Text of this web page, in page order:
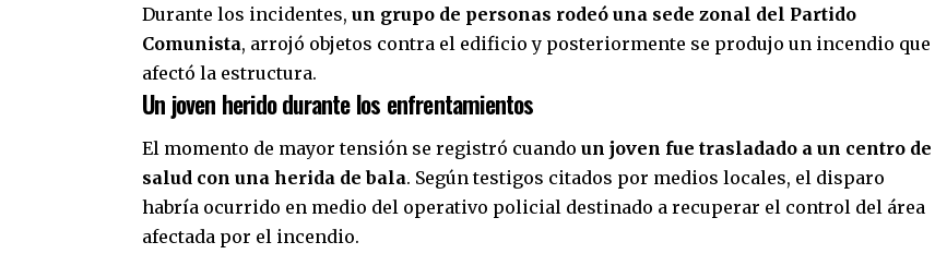
Durante los incidentes, un grupo de personas rodeó una sede zonal del Partido
Comunista, arrojó objetos contra el edificio y posteriormente se produjo un incendio que
afectó la estructura.
Un joven herido durante los enfrentamientos
El momento de mayor tensión se registró cuando un joven fue trasladado a un centro de
salud con una herida de bala. Según testigos citados por medios locales, el disparo
habría ocurrido en medio del operativo policial destinado a recuperar el control del área
afectada por el incendio.